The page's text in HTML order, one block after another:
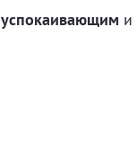
успокаивающим и